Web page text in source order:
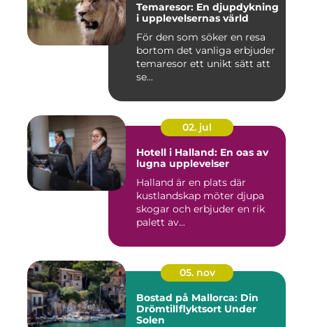
Temaresor: En djupdykning
i upplevelsernas värld
För den som söker en resa
bortom det vanliga erbjuder
temaresor ett unikt sätt att
se...
02. jul
Hotell i Halland: En oas av
lugna upplevelser
Halland är en plats där
kustlandskap möter djupa
skogar och erbjuder en rik
palett av...
05. nov
Bostad på Mallorca: Din
Drömtillflyktsort Under
Solen